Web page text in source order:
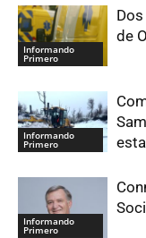
Informando
Primero
de
Informando
Primero
Informando
Primero